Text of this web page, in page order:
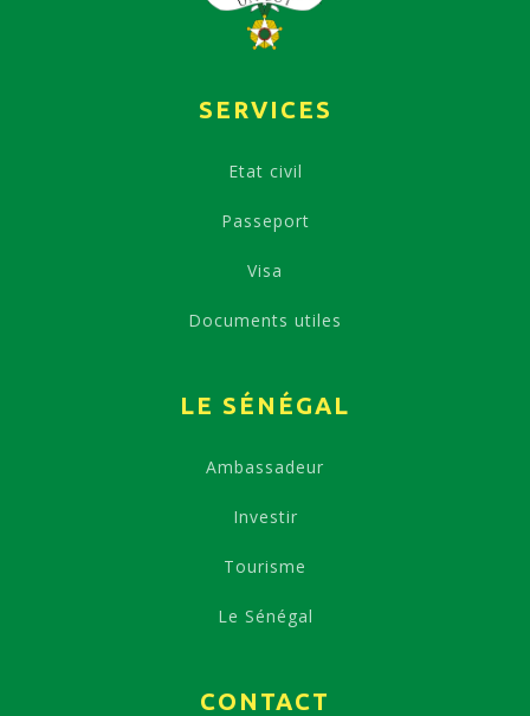
SERVICES
Etat civil
Passeport
Visa
Documents utiles
LE SÉNÉGAL
Ambassadeur
Investir
Tourisme
Le Sénégal
CONTACT